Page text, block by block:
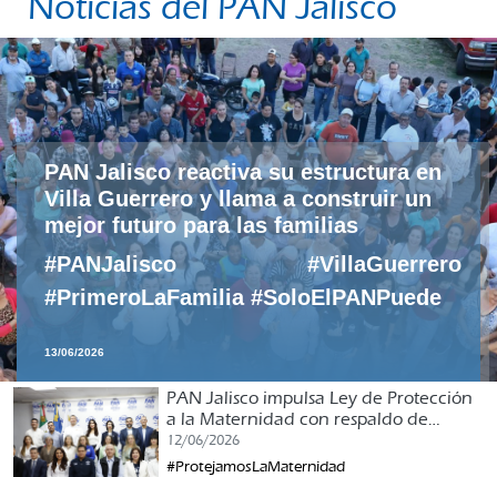
PAN Jalisco reactiva su estructura en
Villa Guerrero y llama a construir un
mejor futuro para las familias
#PANJalisco #VillaGuerrero
#PrimeroLaFamilia #SoloElPANPuede
13/06/2026
PAN Jalisco impulsa Ley de Protección
a la Maternidad con respaldo de
organizaciones civiles
12/06/2026
#ProtejamosLaMaternidad